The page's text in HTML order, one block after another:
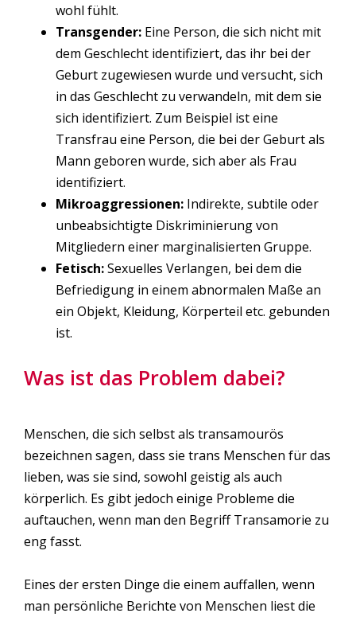
wohl fühlt.
Transgender: Eine Person, die sich nicht mit
dem Geschlecht identifiziert, das ihr bei der
Geburt zugewiesen wurde und versucht, sich
in das Geschlecht zu verwandeln, mit dem sie
sich identifiziert. Zum Beispiel ist eine
Transfrau eine Person, die bei der Geburt als
Mann geboren wurde, sich aber als Frau
identifiziert.
Mikroaggressionen: Indirekte, subtile oder
unbeabsichtigte Diskriminierung von
Mitgliedern einer marginalisierten Gruppe.
Fetisch:Sexuelles Verlangen, bei dem die
Befriedigung in einem abnormalen Maße an
ein Objekt, Kleidung, Körperteil etc. gebunden
ist.
Was ist das Problem dabei?
Menschen, die sich selbst als transamourös
bezeichnen sagen, dass sie trans Menschen für das
lieben, was sie sind, sowohl geistig als auch
körperlich. Es gibt jedoch einige Probleme die
auftauchen, wenn man den Begriff Transamorie zu
eng fasst.
Eines der ersten Dinge die einem auffallen, wenn
man persönliche Berichte von Menschen liest die